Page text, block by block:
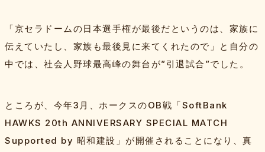
「京セラドームの日本選手権が最後だというのは、家族に
伝えていたし、家族も最後見に来てくれたので」と自分の
中では、社会人野球最高峰の舞台が”引退試合”でした。
ところが、今年3月、ホークスのOB戦「SoftBank
HAWKS 20th ANNIVERSARY SPECIAL MATCH
Supported by 昭和建設」が開催されることになり、真